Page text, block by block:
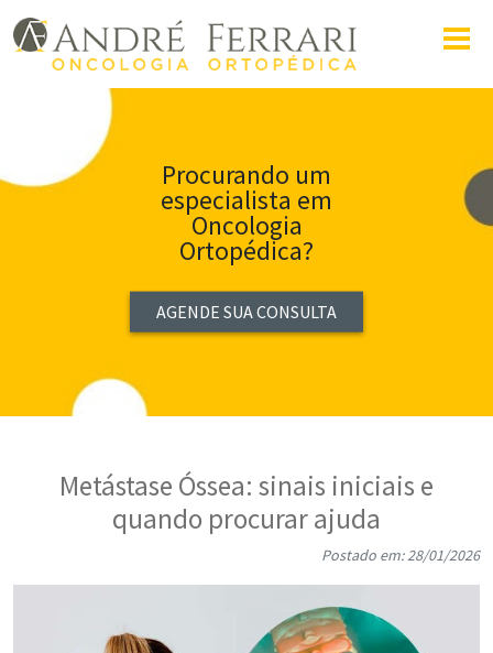
Procurando um
especialista em
Oncologia
Ortopédica?
AGENDE SUA CONSULTA
Metástase Óssea: sinais iniciais e
quando procurar ajuda
Postado em: 28/01/2026